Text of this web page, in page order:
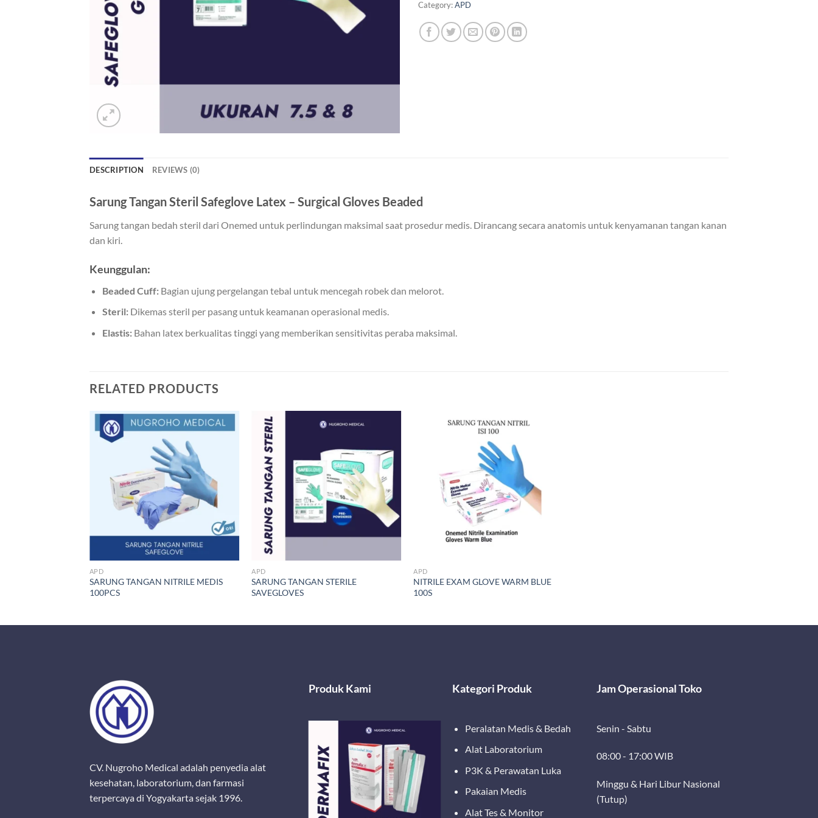
Category:APD
DESCRIPTION REVIEWS (0)
Sarung Tangan Steril Safeglove Latex – Surgical Gloves Beaded
Sarung tangan bedah steril dari Onemed untuk perlindungan maksimal saat prosedur medis. Dirancang secara anatomis untuk kenyamanan tangan kanan
dan kiri.
Keunggulan:
Beaded Cuff:Bagian ujung pergelangan tebal untuk mencegah robek dan melorot.
Steril:Dikemas steril per pasang untuk keamanan operasional medis.
Elastis:Bahan latex berkualitas tinggi yang memberikan sensitivitas peraba maksimal.
RELATED PRODUCTS
APD
SARUNG TANGAN NITRILE MEDIS
100PCS
APD
SARUNG TANGAN STERILE
SAVEGLOVES
APD
NITRILE EXAM GLOVE WARM BLUE
100S
CV. Nugroho Medical adalah penyedia alat
kesehatan, laboratorium, dan farmasi
terpercaya di Yogyakarta sejak 1996.
Produk Kami Kategori Produk
Peralatan Medis & Bedah
Alat Laboratorium
P3K & Perawatan Luka
Pakaian Medis
Alat Tes & Monitor
Jam Operasional Toko
Senin - Sabtu
08:00 - 17:00 WIB
Minggu & Hari Libur Nasional
(Tutup)